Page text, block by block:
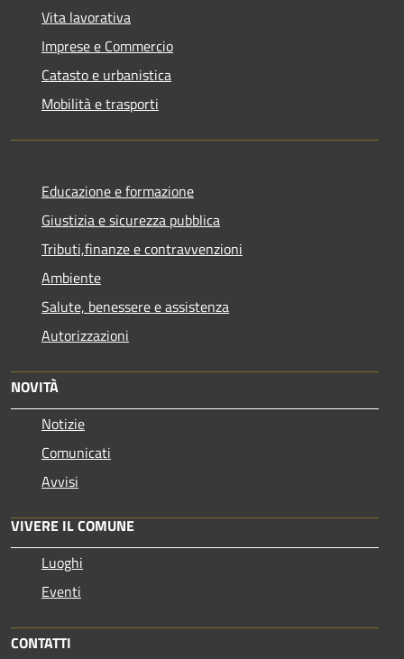
Vita lavorativa
Imprese e Commercio
Catasto e urbanistica
Mobilità e trasporti
Educazione e formazione
Giustizia e sicurezza pubblica
Tributi,finanze e contravvenzioni
Ambiente
Salute, benessere e assistenza
Autorizzazioni
NOVITÀ
Notizie
Comunicati
Avvisi
VIVERE IL COMUNE
Luoghi
Eventi
CONTATTI